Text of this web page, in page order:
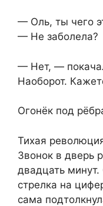
— Оль, ты чего
— Не заболела?
— Нет, —
Наоборот.
Огонёк под
Тихая
Звонок в дверь
двадцать
стрелка на
сама